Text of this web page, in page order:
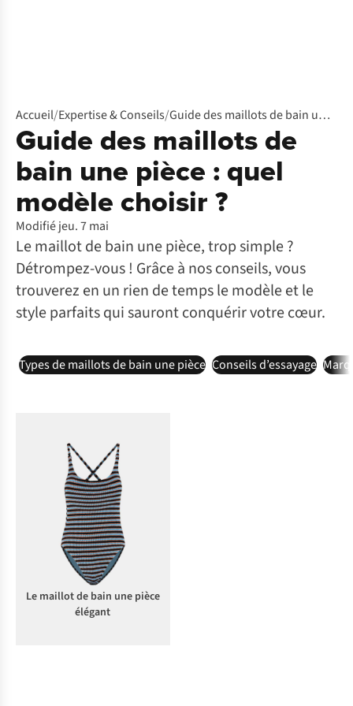
Accueil/Expertise & Conseils/ Guide des maillots de bain une pièce : quel modèle choisir ?
Guide des maillots de
bain une pièce : quel
modèle choisir ?
Modifié jeu. 7 mai
Le maillot de bain une pièce, trop simple ?
Détrompez-vous ! Grâce à nos conseils, vous
trouverez en un rien de temps le modèle et le
style parfaits qui sauront conquérir votre cœur.
Types de maillots de bain une pièce Conseils d’essayage
Le maillot de bain une pièce
élégant